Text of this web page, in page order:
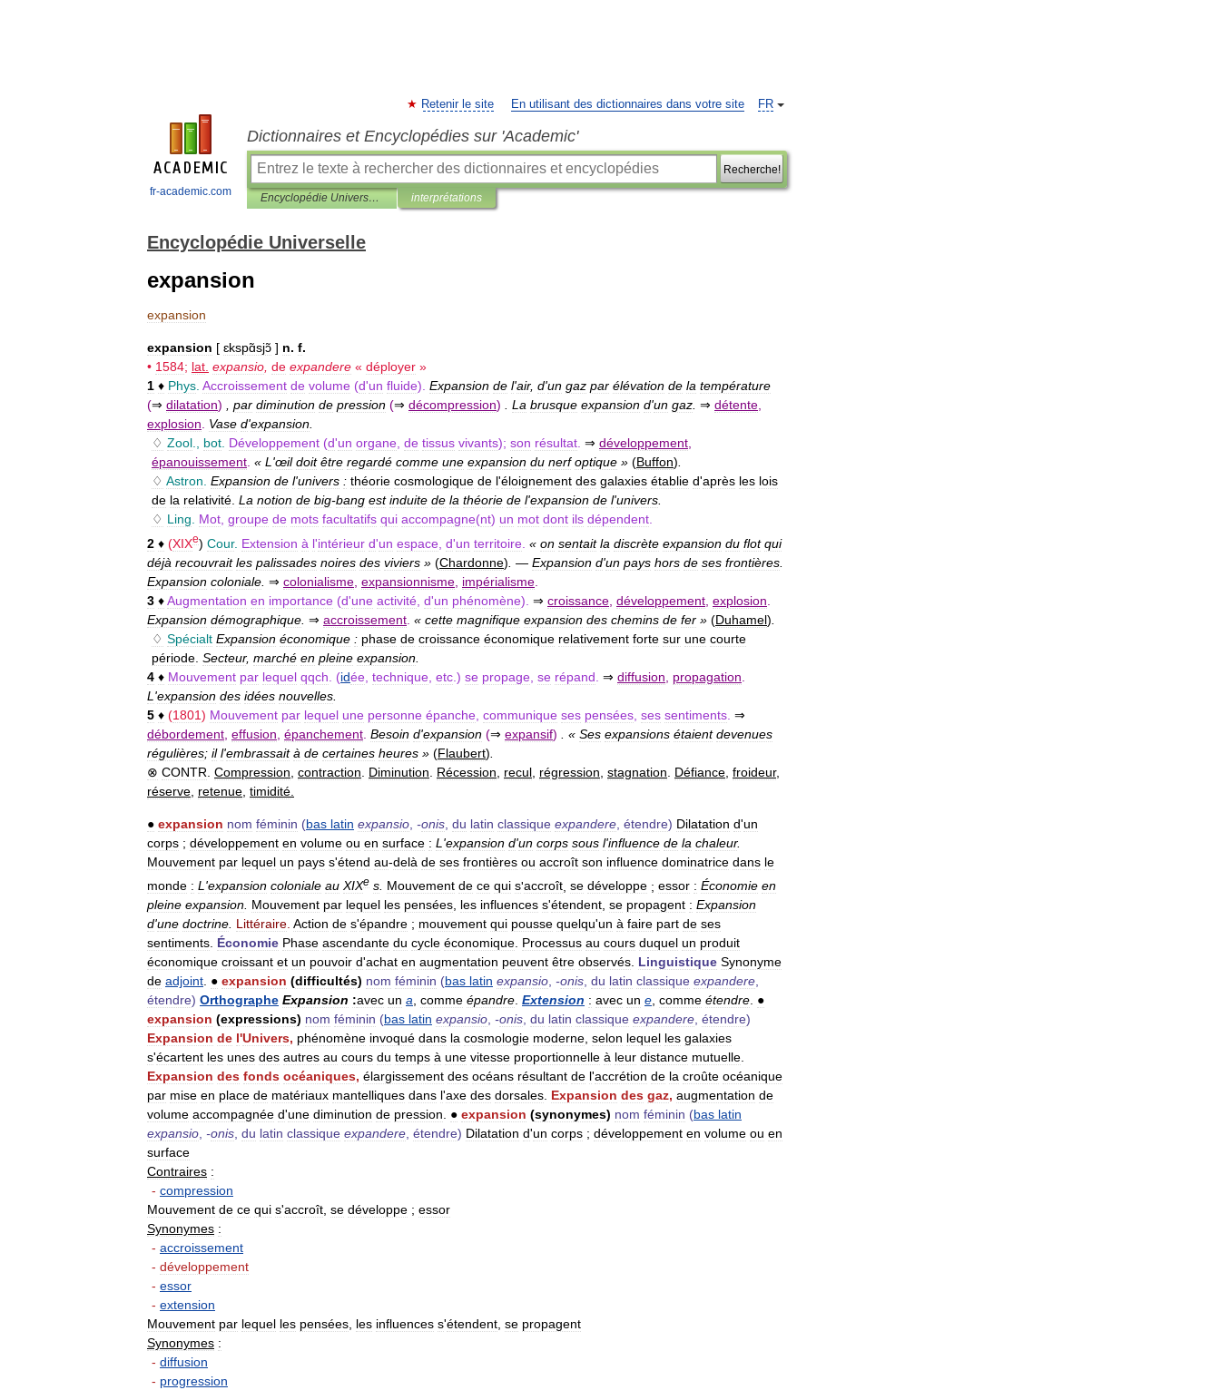
fr-academic.com
FR
Retenir le site En utilisant des dictionnaires dans votre site
Dictionnaires et Encyclopédies sur 'Academic'
Recherche!
Encyclopédie Universelle interprétations
Encyclopédie Universelle
expansion
expansion
expansion [ ɛkspɑ̃sjɔ̃ ] n. f.
• 1584; lat expansio de expandere « déployer »
1 ♦ Phys Accroissement de volume (d'un fluide). Expansion de l'air, d'un gaz par élévation de la température
(⇒ dilatation) par diminution de pression (⇒ décompression) La brusque expansion d'un gaz ⇒ détente
explosion
Vase d'expansion
♢ Zool bot Développement (d'un organe de tissus vivants); son résultat ⇒ développement
épanouissement « L 'œil doit être regardé comme une expansion du nerf optique » (Buffon)
♢ Astron Expansion de l'univers : théorie cosmologique de l'éloignement des galaxies établie d'après les lois
de la relativité La notion de big-bang est induite de la théorie de l'expansion de l'univers
♢ Ling Mot groupe de mots facultatifs qui accompagne(nt) un mot dont ils dépendent
2 ♦ (XIXe) Cour. Extension à l'intérieur d'un espace d'un territoire « on sentait la discrète expansion du flot qui
déjà recouvrait les palissades noires des viviers » (Chardonne) — Expansion d'un pays hors de ses frontières
Expansion coloniale ⇒ colonialisme expansionnisme impérialisme
3 ♦Augmentation en importance (d'une activité d'un phénomène). ⇒ croissance développement explosion
Expansion démographique ⇒ accroissement « cette magnifique expansion des chemins de fer » (Duhamel)
♢ Spécialt Expansion économique : phase de croissance économique relativement forte sur une courte
période Secteur, marché en pleine expansion
4 ♦ Mouvement par lequel qqch . (idée technique etc .) se propage se répand ⇒ diffusion propagation
L 'expansion des idées nouvelles
5 ♦ (1801) Mouvement par lequel une personne épanche communique ses pensées ses sentiments ⇒
débordement effusion épanchement Besoin d'expansion (⇒ expansif) . « Ses expansions étaient devenues
régulières; il l'embrassait à de certaines heures » (Flaubert)
⊗ CONTR Compression contraction Diminution Récession recul régression stagnation Défiance froideur,
réserve retenue timidité
● expansion nom féminin (bas latin expansio -onis du latin classique expandere étendre) Dilatation d'un
corps ; développement en volume ou en surface : L 'expansion d'un corps sous l'influence de la chaleur.
Mouvement par lequel un pays s'étend au-delà de ses frontières ou accroît son influence dominatrice dans le
monde : L'expansion coloniale au XIXe s. Mouvement de ce qui s'accroît se développe ; essor : Économie en
pleine expansion. Mouvement par lequel les pensées, les influences s'étendent, se propagent : Expansion
d'une doctrine. Littéraire. Action de s'épandre ; mouvement qui pousse quelqu'un à faire part de ses
sentiments. Économie Phase ascendante du cycle économique. Processus au cours duquel un produit
économique croissant et un pouvoir d'achat en augmentation peuvent être observés. Linguistique Synonyme
de adjoint. ● expansion (difficultés) nom féminin (bas latin expansio, -onis, du latin classique expandere,
étendre) Orthographe Expansion :avec un a, comme épandre. Extension : avec un e, comme étendre. ●
expansion (expressions) nom féminin (bas latin expansio, -onis, du latin classique expandere, étendre)
Expansion de l'Univers, phénomène invoqué dans la cosmologie moderne, selon lequel les galaxies
s'écartent les unes des autres au cours du temps à une vitesse proportionnelle à leur distance mutuelle.
Expansion des fonds océaniques, élargissement des océans résultant de l'accrétion de la croûte océanique
par mise en place de matériaux mantelliques dans l'axe des dorsales. Expansion des gaz, augmentation de
volume accompagnée d'une diminution de pression. ● expansion (synonymes) nom féminin (bas latin
expansio, -onis, du latin classique expandere, étendre) Dilatation d'un corps ; développement en volume ou en
surface
Contraires :
- compression
Mouvement de ce qui s'accroît, se développe ; essor
Synonymes :
- accroissement
- développement
- essor
- extension
Mouvement par lequel les pensées, les influences s'étendent, se propagent
Synonymes :
- diffusion
- progression